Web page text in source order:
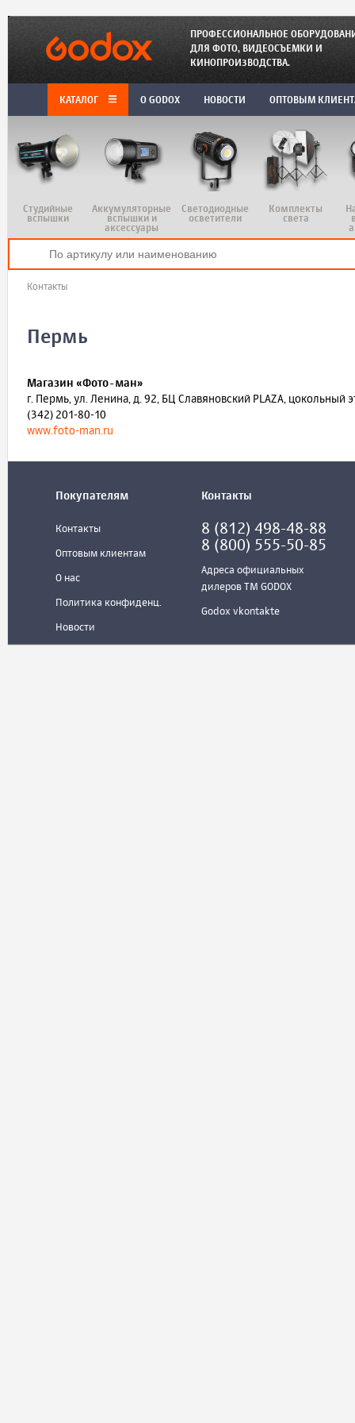
ПРОФЕССИОНАЛЬНОЕ
ДЛЯ ФОТО, ВИДЕОСЪЕМКИ И
КИНОПРОИЗВОДСТВА.
КАТАЛОГ O GODOX НОВОСТИ ОПТОВЫМ
Студийные
вспышки
Аккумуляторные
вспышки и
аксессуары
Светодиодные
осветители
Комплекты
света
Контакты
Пермь
Магазин «Фото-ман»
г. Пермь, ул. Ленина, д. 92, БЦ Славяновский PLAZA, цокольный
(342) 201-80-10
www.foto-man.ru
Покупателям
Контакты
Оптовым клиентам
О нас
Политика конфиденц.
Новости
Контакты
8 (812) 498-48-88
8 (800) 555-50-85
Адреса официальных
дилеров ТМ GODOX
Godox vkontakte